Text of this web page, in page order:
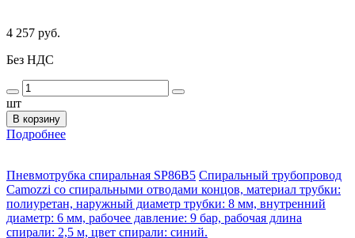
4 257 руб.
Без НДС
шт
В корзину
Подробнее
Пневмотрубка спиральная SP86B5 Спиральный трубопровод
Camozzi со спиральными отводами концов, материал трубки:
полиуретан, наружный диаметр трубки: 8 мм, внутренний
диаметр: 6 мм, рабочее давление: 9 бар, рабочая длина
спирали: 2,5 м, цвет спирали: синий.